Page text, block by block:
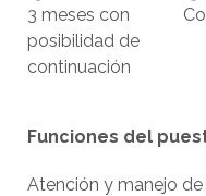
3 meses con
posibilidad de
continuación
Funciones del
Atención y manejo